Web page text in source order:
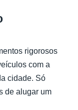
rigorosos
com a
cidade. Só
de alugar um